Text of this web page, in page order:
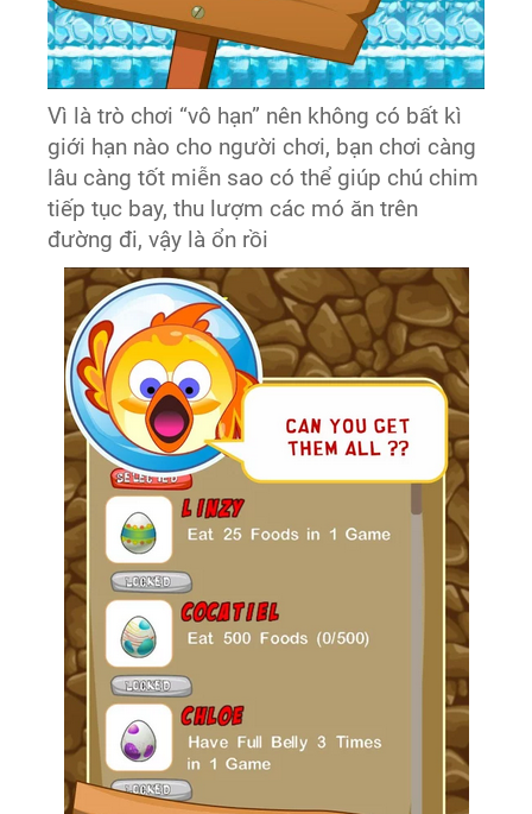
Vì là trò chơi “vô hạn” nên không có bất kì
giới hạn nào cho người chơi, bạn chơi càng
lâu càng tốt miễn sao có thể giúp chú chim
tiếp tục bay, thu lượm các mó ăn trên
đường đi, vậy là ổn rồi